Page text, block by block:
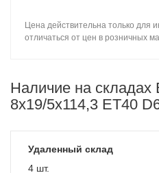
Цена действительна только для
отличаться от цен в розничных
Наличие на складах
8x19/5x114,3 ET40
Удаленный склад
4 шт.